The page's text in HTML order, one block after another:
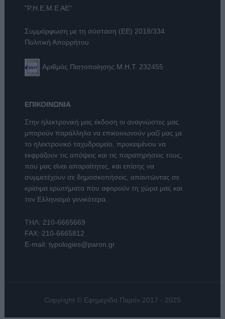
"Ρ.Η.Ε.Μ.Ε ΑΕ"
Συμμόρφωση με τη σύσταση (ΕΕ) 2018/334
Πολιτική Απορρήτου
Αριθμός Πιστοποίησης Μ.Η.Τ. 232455
ΕΠΙΚΟΙΝΩΝΙΑ
Στην ηλεκτρονική μας έκδοση οι αναγνώστες μας
μπορούν παράλληλα να επικοινωνούν μαζί μας με
το ηλεκτρονικό ταχυδρομείο, προκειμένου να
εκφράζουν τις απόψεις και τις παρατηρήσεις τους,
που μας είναι απαραίτητες, και επίσης να
συμμετέχουν σε δημοσκοπήσεις, απαντώντας σε
κρίσιμα ερωτήματα που αφορούν τη χώρα μας και
τον Ελληνισμό γενικότερα.
ΤΗΛ: 210-6665669
FAX: 210-6665812
E-mail: typologies@paron.gr
Copyright © Εφημερίδα Παρόν 2017 - 2025